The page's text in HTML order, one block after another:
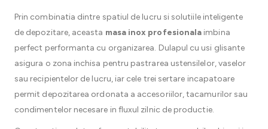
Prin combinatia dintre spatiul de lucru si solutiile inteligente
de depozitare, aceasta masa inox profesionala imbina
perfect performanta cu organizarea. Dulapul cu usi glisante
asigura o zona inchisa pentru pastrarea ustensilelor, vaselor
sau recipientelor de lucru, iar cele trei sertare incapatoare
permit depozitarea ordonata a accesoriilor, tacamurilor sau
condimentelor necesare in fluxul zilnic de productie.